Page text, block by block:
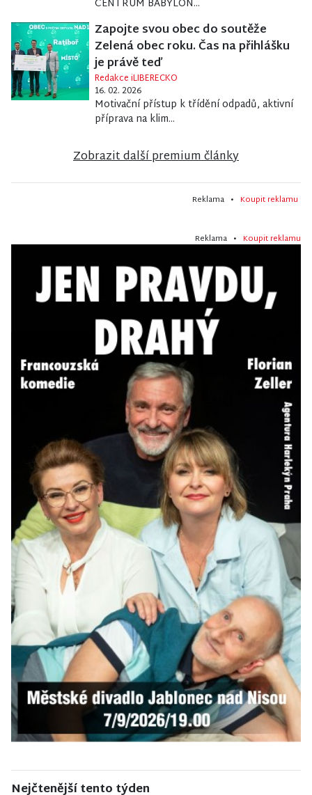
CENTRUM BABYLON...
Zapojte svou obec do soutěže
Zelená obec roku. Čas na přihlášku
je právě teď
Redakce iLIBERECKO
16. 02. 2026
Motivační přístup k třídění odpadů, aktivní
příprava na klim...
Zobrazit další premium články
Reklama • Koupit reklamu
Reklama • Koupit reklamu
Nejčtenější tento týden